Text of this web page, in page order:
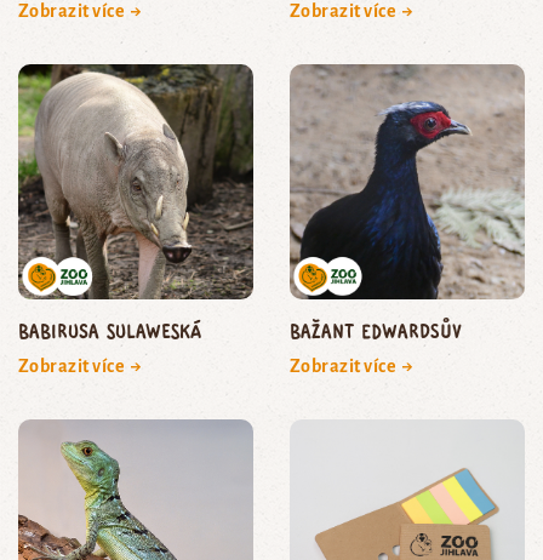
Zobrazit více → Zobrazit více →
babirusa sulaweská
Zobrazit více →
bažant edwardsův
Zobrazit více →